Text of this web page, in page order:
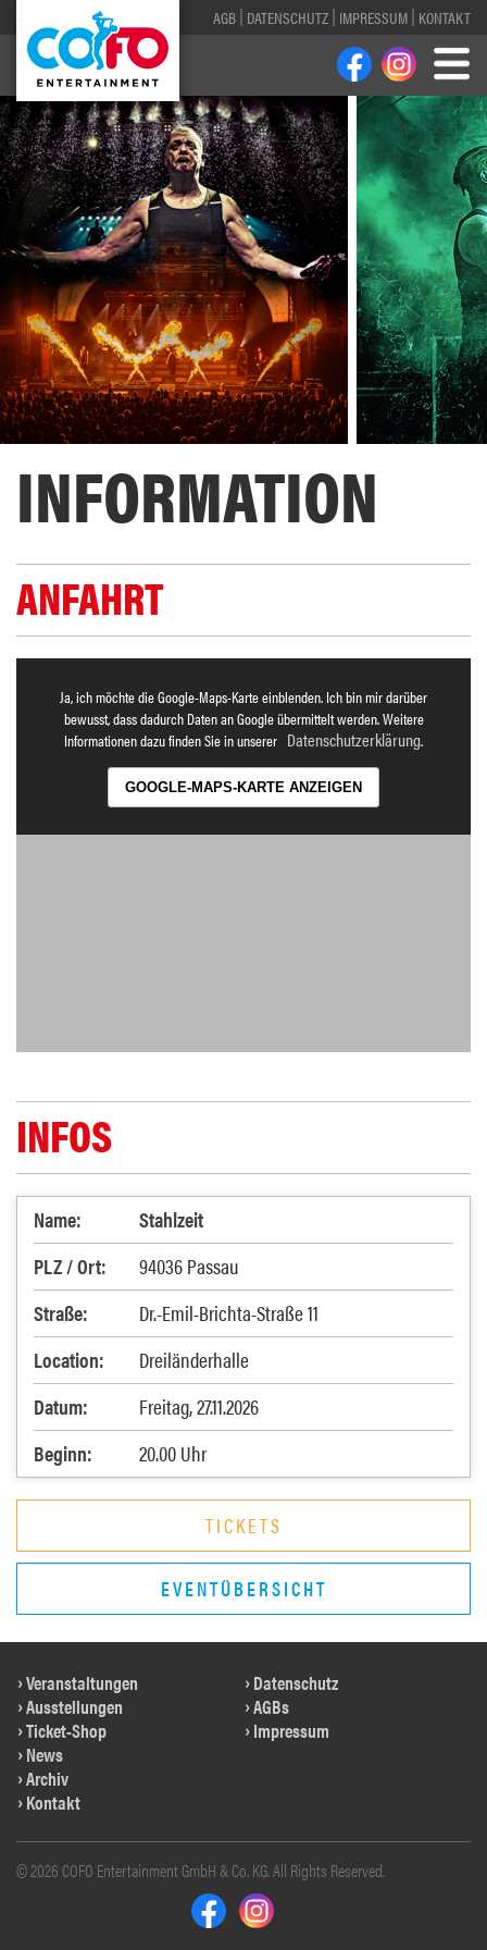
AGB DATENSCHUTZ IMPRESSUM KONTAKT
INFORMATION
ANFAHRT
Ja, ich möchte die Google-Maps-Karte einblenden. Ich bin mir darüber
bewusst, dass dadurch Daten an Google übermittelt werden. Weitere
Informationen dazu finden Sie in unserer Datenschutzerklärung.
GOOGLE-MAPS-KARTE ANZEIGEN
INFOS
Name:
Stahlzeit
PLZ / Ort:
94036 Passau
Straße:
Dr.-Emil-Brichta-Straße 11
Location:
Dreiländerhalle
Datum:
Freitag, 27.11.2026
Beginn:
20.00 Uhr
TICKETS
EVENTÜBERSICHT
Veranstaltungen
Ausstellungen
Ticket-Shop
News
Archiv
Kontakt
Datenschutz
AGBs
Impressum
© 2026 COFO Entertainment GmbH & Co. KG. All Rights Reserved.